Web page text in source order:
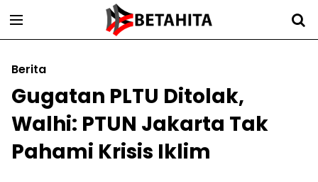
Berita
Gugatan PLTU Ditolak,
Walhi: PTUN Jakarta Tak
Pahami Krisis Iklim